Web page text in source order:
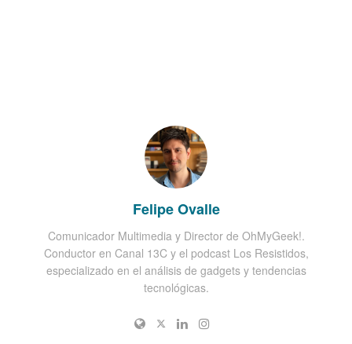
Felipe Ovalle
Comunicador Multimedia y Director de OhMyGeek!.
Conductor en Canal 13C y el podcast Los Resistidos,
especializado en el análisis de gadgets y tendencias
tecnológicas.